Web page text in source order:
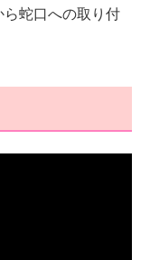
蛇口への取り付